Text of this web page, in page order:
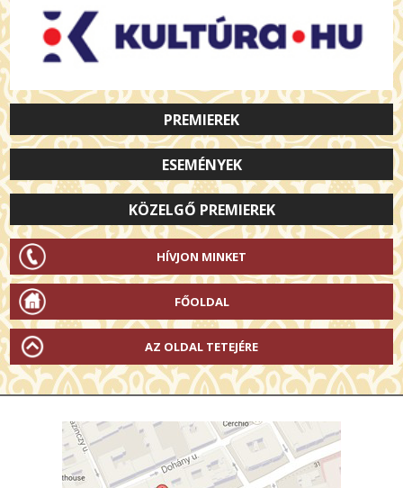
PREMIEREK
ESEMÉNYEK
KÖZELGŐ PREMIEREK
HÍVJON MINKET
FŐOLDAL
AZ OLDAL TETEJÉRE